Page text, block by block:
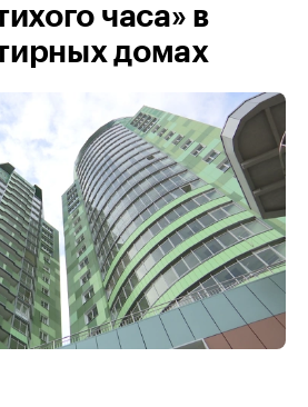
часа» в
домах